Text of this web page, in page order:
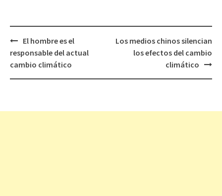
Navegación
de
El hombre es el
responsable del actual
cambio climático
Los medios chinos silencian
los efectos del cambio
climático